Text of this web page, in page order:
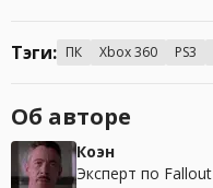
Тэги: ПК Xbox 360 PS3
Об авторе
Коэн
Эксперт по Fallout